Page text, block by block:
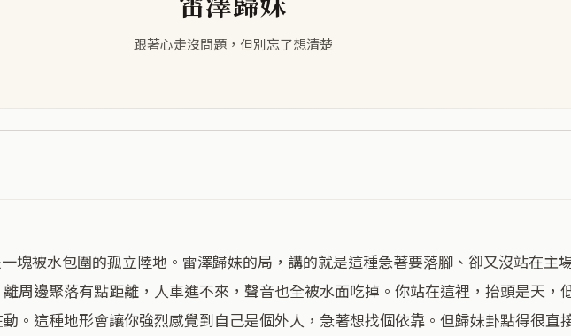
跟著心走沒問題，但別忘了想清楚
周邊聚落有點距離，人車進不來，聲音也全被水面吃掉。你站在這裡，抬頭是天，
。這種地形會讓你強烈感覺到自己是個外人，急著想找個依靠。但歸妹卦點得很直